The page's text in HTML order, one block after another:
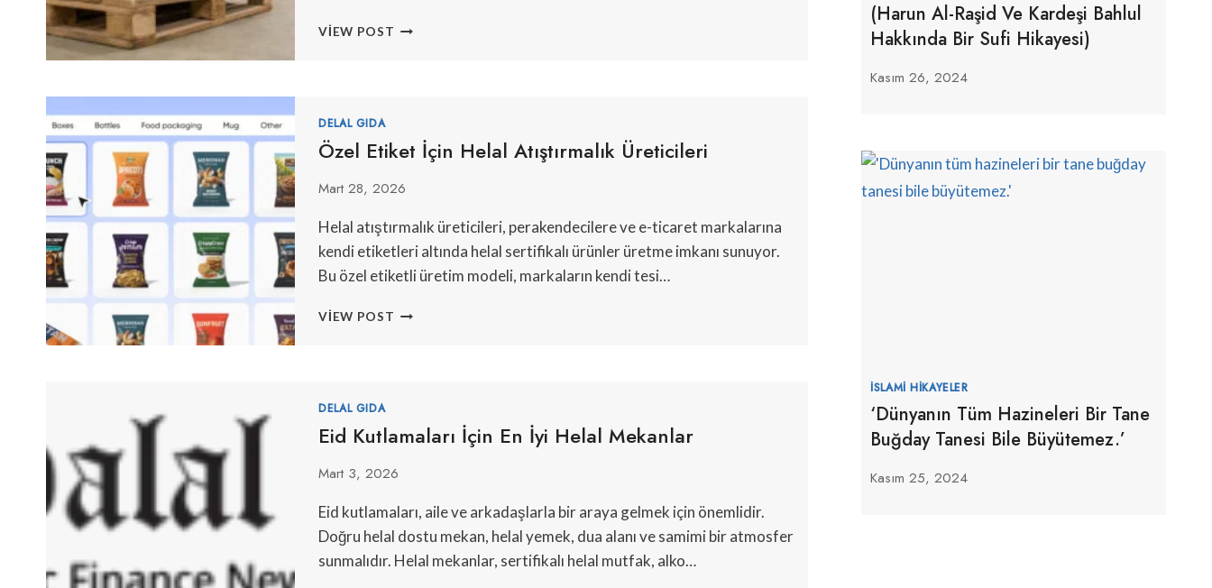
VIEW POST YIYECEK
DELAL GIDA
Özel Etiket İçin Helal Atıştırmalık Üreticileri
Mart 28, 2026
Helal atıştırmalık üreticileri, perakendecilere ve e-ticaret markalarına
kendi etiketleri altında helal sertifikalı ürünler üretme imkanı sunuyor.
Bu özel etiketli üretim modeli, markaların kendi tesi…
VIEW POST ÖZEL
DELAL GIDA
Eid Kutlamaları İçin En İyi Helal Mekanlar
Mart 3, 2026
Eid kutlamaları, aile ve arkadaşlarla bir araya gelmek için önemlidir.
Doğru helal dostu mekan, helal yemek, dua alanı ve samimi bir atmosfer
sunmalıdır. Helal mekanlar, sertifikalı helal mutfak, alko…
(Harun Al-Raşid Ve Kardeşi Bahlul
Hakkında Bir Sufi Hikayesi)
Kasım 26, 2024
İSLAMI HIKAYELER
‘Dünyanın Tüm Hazineleri Bir Tane
Buğday Tanesi Bile Büyütemez.’
Kasım 25, 2024